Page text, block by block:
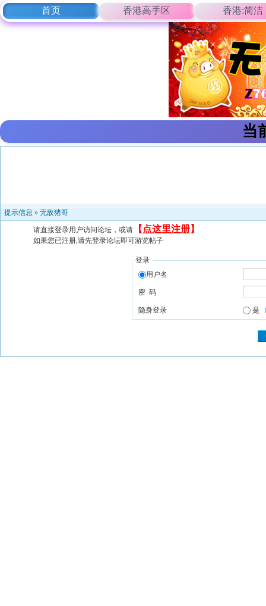
首页 香港高手区 香港:简洁
当
提示信息 » 无敌猪哥
请直接登录用户访问论坛，或请 【 点这里注册】
如果您已注册,请先登录论坛即可游览帖子
登录
用户名
密 码
隐身登录 是